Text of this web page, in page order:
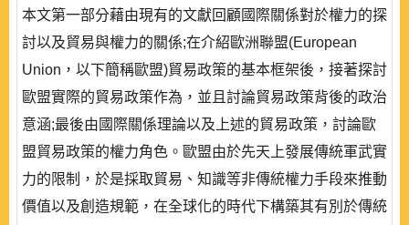
本文第一部分藉由現有的文獻回顧國際關係對於權力的探
討以及貿易與權力的關係;在介紹歐洲聯盟(European
Union，以下簡稱歐盟)貿易政策的基本框架後，接著探討
歐盟實際的貿易政策作為，並且討論貿易政策背後的政治
意涵;最後由國際關係理論以及上述的貿易政策，討論歐
盟貿易政策的權力角色。歐盟由於先天上發展傳統軍武實
力的限制，於是採取貿易、知識等非傳統權力手段來推動
價值以及創造規範，在全球化的時代下構築其有別於傳統